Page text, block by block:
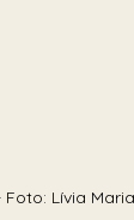
Lívia